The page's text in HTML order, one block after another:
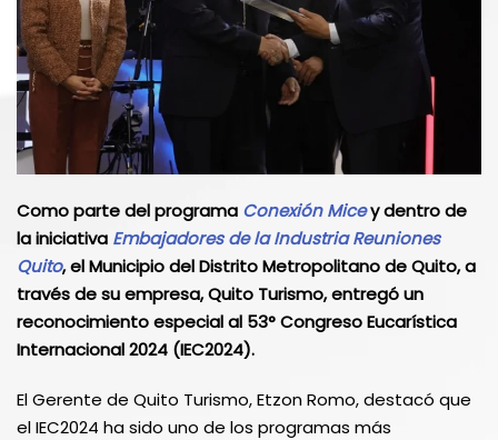
Como parte del programa Conexión Micey dentro de
la iniciativa Embajadores de la Industria Reuniones
Quito, el Municipio del Distrito Metropolitano de Quito, a
través de su empresa, Quito Turismo, entregó un
reconocimiento especial al 53° Congreso Eucarística
Internacional 2024 (IEC2024).
El Gerente de Quito Turismo, Etzon Romo, destacó que
el IEC2024 ha sido uno de los programas más